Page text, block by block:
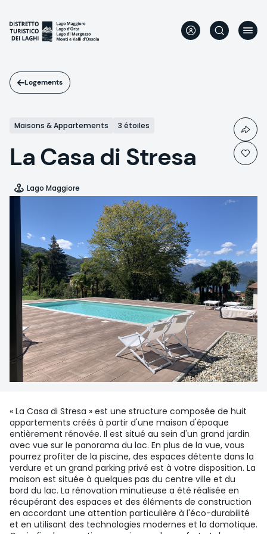
contenu
principal
Logements
Maisons & Appartements 3 étoiles
La Casa di Stresa
Lago Maggiore
« La Casa di Stresa » est une structure composée de huit
appartements créés à partir d'une maison d'époque
entièrement rénovée. Il est situé au sein d'un grand jardin
avec vue sur le panorama du lac. En plus de la vue, vous
pourrez profiter de la piscine, des espaces détente dans la
verdure et un grand parking privé est à votre disposition. La
maison est située à quelques pas du centre ville et du
bord du lac. La rénovation minutieuse a été réalisée en
récupérant des espaces et des éléments de construction
en accordant une attention particulière à l'éco-durabilité
et en utilisant des technologies modernes et la domotique.